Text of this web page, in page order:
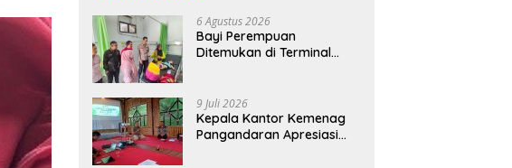
6 Agustus 2026
Bayi Perempuan
Ditemukan di Terminal
9 Juli 2026
Kepala Kantor Kemenag
Pangandaran Apresiasi